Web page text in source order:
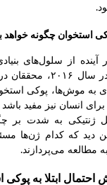
استخوان چگونه خواهد
از سلول‌های
استخوان استفاده کنند.
به موش‌ها، پوکی
انسان نیز مفید باشد
ژنتیکی به شدت بر
دید که کدام ژن‌ها
مطالعه می‌پردازند.
ابتلا به پوکی